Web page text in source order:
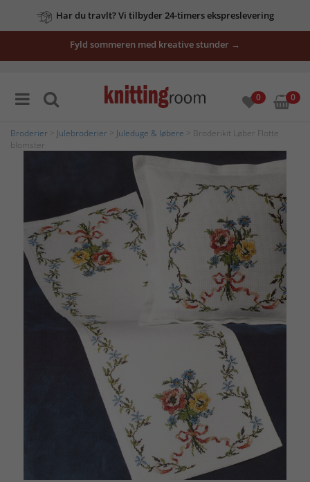
Har du travlt? Vi tilbyder 24-timers ekspreslevering
Fyld sommeren med kreative stunder →
0 0
Broderier Julebroderier Juleduge & løbere > Broderikit Løber Flotte
blomster